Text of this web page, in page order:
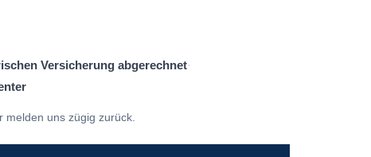
Versicherung abgerechnet·
melden uns zügig zurück.